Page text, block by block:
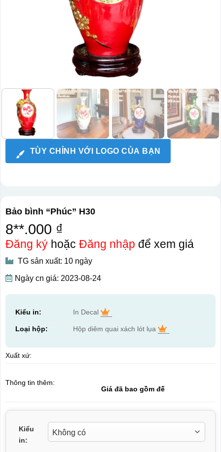
TÙY CHỈNH VỚI LOGO CỦA BẠN
Bảo bình “Phúc” H30
8**.000 ₫
Đăng kýhoặc Đăng nhập để xem giá
TG sản xuất: 10 ngày
Ngày cn giá: 2023-08-24
Kiểu in: In Decal
Loại hộp: Hộp diêm quai xách lót lụa
Xuất xứ:
Thông tin thêm:
Giá đã bao gồm đế
Kiểu
in: